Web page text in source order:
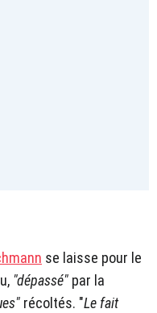
se laisse pour le
"dépassé" par la
récoltés. "Le fait